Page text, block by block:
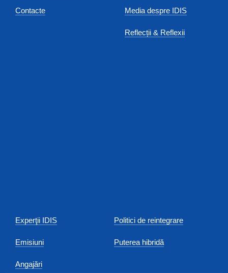
Contacte Media despre IDIS
Reflecții & Reflexii
Experţii IDIS
Emisiuni
Angajări
Politici de reintegrare
Puterea hibridă